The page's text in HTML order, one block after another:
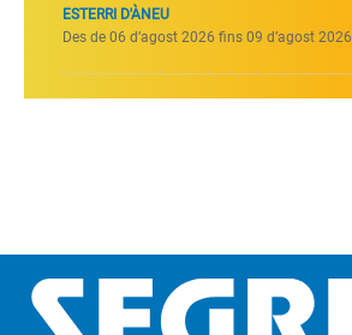
ESTERRI D'ÀNEU
Des de 06 d’agost 2026 fins 09 d’agost 2026